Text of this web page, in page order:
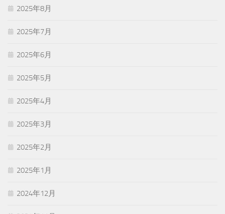
2025年8月
2025年7月
2025年6月
2025年5月
2025年4月
2025年3月
2025年2月
2025年1月
2024年12月